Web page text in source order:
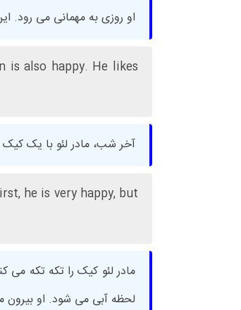
او روزی به مهمانی می رود.
is also happy. He likes
آخر شب، مادر لئو با یک
he is very happy, but
مادر لئو کیک را تکه تکه
لحظه آبی می شود. او بیرون